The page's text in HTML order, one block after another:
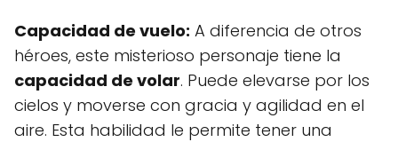
Capacidad de vuelo: A diferencia de otros
héroes, este misterioso personaje tiene la
capacidad de volar. Puede elevarse por los
cielos y moverse con gracia y agilidad en el
aire. Esta habilidad le permite tener una